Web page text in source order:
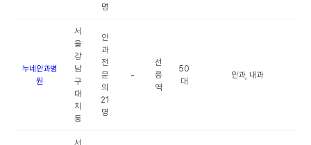
명
누네안과병
원
서
울
강
남
구
대
치
동
안
과
전
문
의
21
명
-
선
릉
역
50
대
안과, 내과
서